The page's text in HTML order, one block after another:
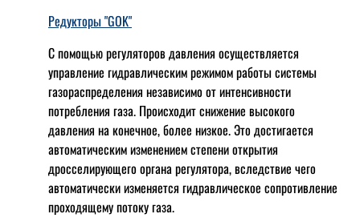
Редукторы "GOK"
С помощью регуляторов давления осуществляется
управление гидравлическим режимом работы системы
газораспределения независимо от интенсивности
потребления газа. Происходит снижение высокого
давления на конечное, более низкое. Это достигается
автоматическим изменением степени открытия
дросселирующего органа регулятора, вследствие чего
автоматически изменяется гидравлическое сопротивление
проходящему потоку газа.